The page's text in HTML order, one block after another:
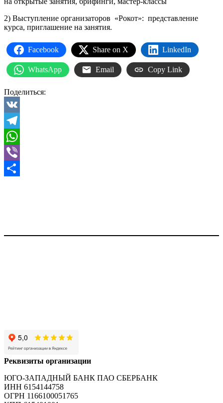
2) Выступление организаторов «Рокот»: представление
курса, приглашение на занятия.
Facebook Share on X LinkedIn
WhatsApp Email Copy Link
Поделиться:
VK
Telegram
WhatsApp
Viber
Реквизиты организации
ЮГО-ЗАПАДНЫЙ БАНК ПАО СБЕРБАНК
ИНН 6154144758
ОГРН 1166100051765